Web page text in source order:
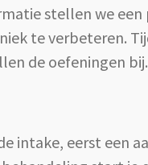
stellen we
te verbeteren.
de oefeningen bij.
intake, eerst een